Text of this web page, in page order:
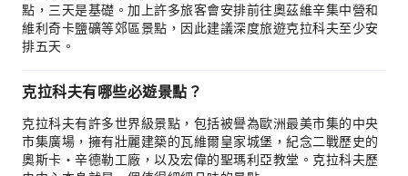
點，三天是基礎。加上許多旅客會安排前往奧茲維辛集中營和
維利奇卡鹽礦等郊區景點，因此建議深度旅遊克拉科夫至少安
排五天。
克拉科夫有哪些必遊景點？
克拉科夫有許多世界級景點，包括被譽為歐洲最美市集的中央
市集廣場，擁有壯麗建築的瓦維爾皇家城堡，紀念二戰歷史的
奧斯卡‧辛德勒工廠，以及宏偉的聖瑪利亞教堂。克拉科夫歷